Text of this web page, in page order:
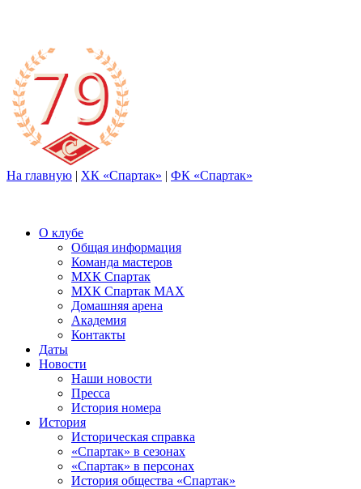
На главную | ХК «Спартак» | ФК «Спартак»
О клубе
Общая информация
Команда мастеров
МХК Спартак
МХК Спартак МАХ
Домашняя арена
Академия
Контакты
Даты
Новости
Наши новости
Пресса
История номера
История
Историческая справка
«Спартак» в сезонах
«Спартак» в персонах
История общества «Спартак»